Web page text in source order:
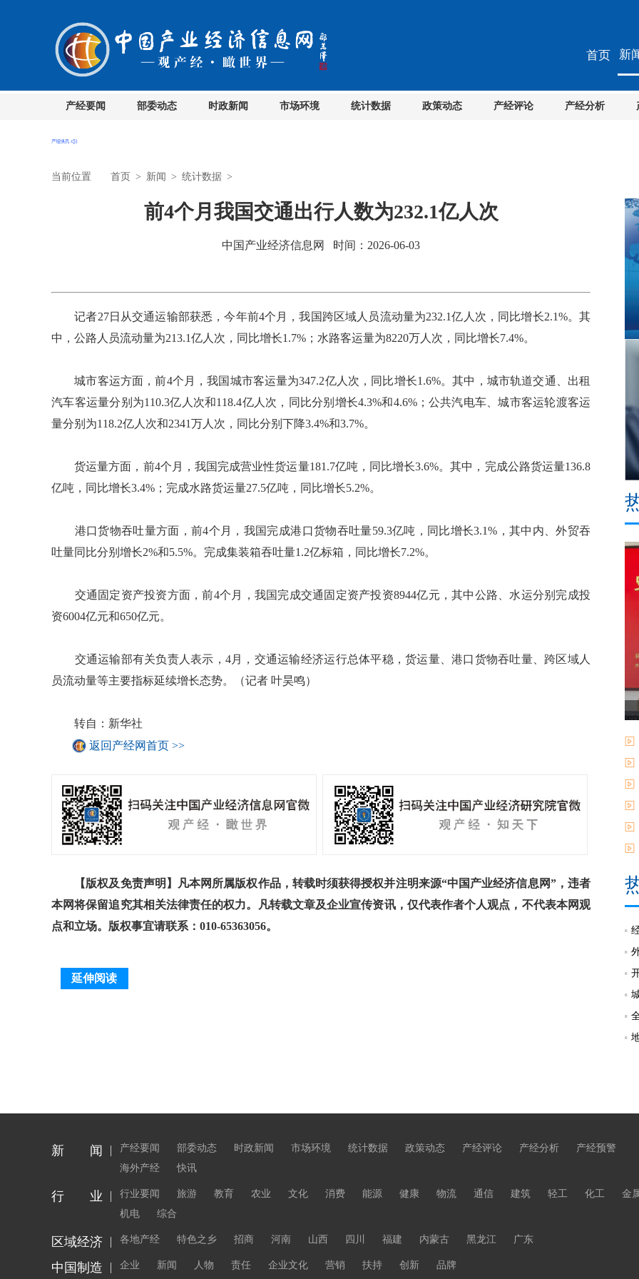
首页 新
产经要闻 部委动态 时政新闻 市场环境 统计数据 政策动态 产经评论 产经分析
当前位置 首页 > 新闻 > 统计数据 >
前4个月我国交通出行人数为232.1亿人次
中国产业经济信息网 时间：2026-06-03
记者27日从交通运输部获悉，今年前4个月，我国跨区域人员流动量为232.1亿人次，同比增长2.1%。其
中，公路人员流动量为213.1亿人次，同比增长1.7%；水路客运量为8220万人次，同比增长7.4%。
城市客运方面，前4个月，我国城市客运量为347.2亿人次，同比增长1.6%。其中，城市轨道交通、出租
汽车客运量分别为110.3亿人次和118.4亿人次，同比分别增长4.3%和4.6%；公共汽电车、城市客运轮渡客运
量分别为118.2亿人次和2341万人次，同比分别下降3.4%和3.7%。
货运量方面，前4个月，我国完成营业性货运量181.7亿吨，同比增长3.6%。其中，完成公路货运量136.8
亿吨，同比增长3.4%；完成水路货运量27.5亿吨，同比增长5.2%。
港口货物吞吐量方面，前4个月，我国完成港口货物吞吐量59.3亿吨，同比增长3.1%，其中内、外贸吞
吐量同比分别增长2%和5.5%。完成集装箱吞吐量1.2亿标箱，同比增长7.2%。
交通固定资产投资方面，前4个月，我国完成交通固定资产投资8944亿元，其中公路、水运分别完成投
资6004亿元和650亿元。
交通运输部有关负责人表示，4月，交通运输经济运行总体平稳，货运量、港口货物吞吐量、跨区域人
员流动量等主要指标延续增长态势。（记者 叶昊鸣）
转自：新华社
返回产经网首页 >>
【版权及免责声明】凡本网所属版权作品，转载时须获得授权并注明来源“中国产业经济信息网”，违者
本网将保留追究其相关法律责任的权力。凡转载文章及企业宣传资讯，仅代表作者个人观点，不代表本网观
点和立场。版权事宜请联系：010-65363056。
延伸阅读
新 闻 产经要闻 部委动态 时政新闻 市场环境 统计数据 政策动态 产经评论 产经分析
产经预警
海外产经
快讯
行 业 行业要闻 旅游 教育 农业 文化 消费 能源 健康 物流 通信 建筑 轻工 化工
金
机电
综合
区域经济 各地产经 特色之乡 招商 河南 山西 四川 福建 内蒙古 黑龙江 广东
中国制造 企业 新闻 人物 责任 企业文化 营销 扶持 创新 品牌